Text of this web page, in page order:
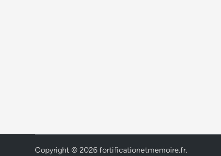
Copyright © 2026 fortificationetmemoire.fr.